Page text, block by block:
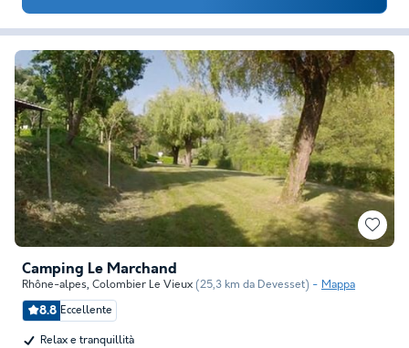
Camping Le Marchand
Rhône-alpes, Colombier Le Vieux (25,3 km da Devesset) Mappa
8.8 Eccellente
Relax e tranquillità